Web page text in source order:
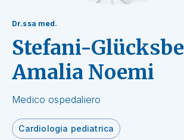
Dr.ssa med.
Stefani-
Amalia Noemi
Medico ospedaliero
Cardiologia pediatrica